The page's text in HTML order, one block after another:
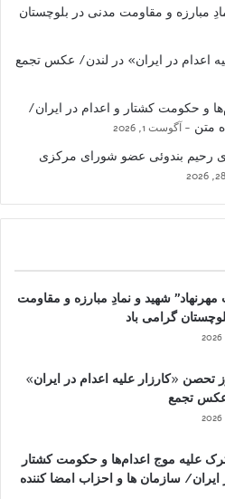
مبارزه و مقاومت مدنی در بلوچستان
اعدام در ایران» در لندن/ عکس تجمع
و حکومت کشتار و اعدام در ایران/
متن
آگوست 1, 2026
رحیم بندوئی عضو شورای مرکزی
مهرنهاد” شهید و نمادِ مبارزه و مقاومت
گرامی باد
تحصن «کارزار علیه اعدام در ایران»
تجمع
علیه موج اعدام‌ها و حکومت کشتار
ایران/ سازمان ها و احزاب امضا کننده